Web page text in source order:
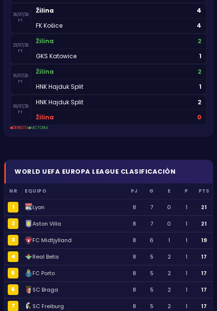
26/07/26
FT
Žilina 4
FK Košice 4
23/07/26
FT
Žilina 2
GKS Katowice 1
16/07/26
FT
Žilina 2
HNK Hajduk Split 1
09/07/26
FT
HNK Hajduk Split 2
Žilina 0
DERROTA VICTORIA
WORLD UEFA EUROPA LEAGUE CLASIFICACIÓN
NR EQUIPO PJ G E P PTS
1 Lyon 8 7 0 1 21
2 Aston Villa 8 7 0 1 21
3 FC Midtjylland 8 6 1 1 19
4 Real Betis 8 5 2 1 17
5 FC Porto 8 5 2 1 17
6 SC Braga 8 5 2 1 17
7 SC Freiburg 8 5 2 1 17